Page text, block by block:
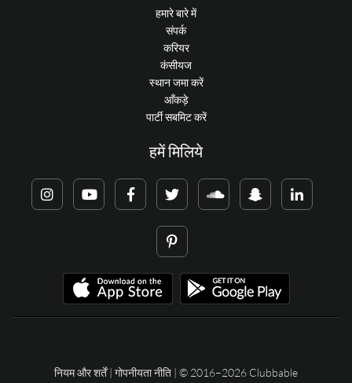
हमारे बारे में
संपर्क
करियर
कंसीयज
स्थान जमा करें
आँकड़े
पार्टी सबमिट करें
हमें मिलिये
नियम और शर्तें| गोपनीयता नीति | © 2016–2026 Clubbable